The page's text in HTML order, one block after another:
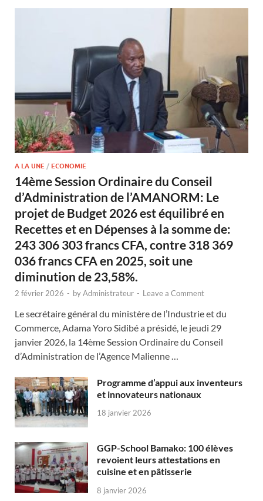
A LA UNE / ECONOMIE
14ème Session Ordinaire du Conseil
d’Administration de l’AMANORM: Le
projet de Budget 2026 est équilibré en
Recettes et en Dépenses à la somme de:
243 306 303 francs CFA, contre 318 369
036 francs CFA en 2025, soit une
diminution de 23,58%.
2 février 2026 - byAdministrateur - Leave a Comment
Le secrétaire général du ministère de l’Industrie et du
Commerce, Adama Yoro Sidibé a présidé, le jeudi 29
janvier 2026, la 14ème Session Ordinaire du Conseil
d’Administration de l’Agence Malienne …
Programme d’appui aux inventeurs
et innovateurs nationaux
18 janvier 2026
GGP-School Bamako: 100 élèves
revoient leurs attestations en
cuisine et en pâtisserie
8 janvier 2026